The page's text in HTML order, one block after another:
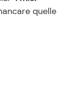
quelle